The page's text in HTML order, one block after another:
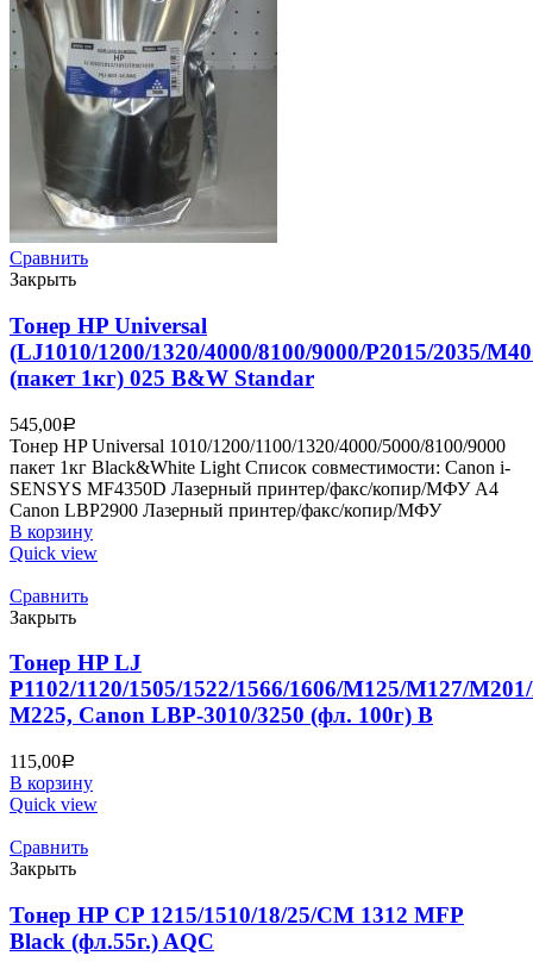
Сравнить
Закрыть
Тонер HP Universal
(LJ1010/1200/1320/4000/8100/9000/P2015/2035/
(пакет 1кг) 025 B&W Standar
545,00Р
Тонер HP Universal 1010/1200/1100/1320/4000/5000/8100/9000
пакет 1кг Black&White Light Список совместимости: Canon i-
SENSYS MF4350D Лазерный принтер/факс/копир/МФУ A4
Canon LBP2900 Лазерный принтер/факс/копир/МФУ
В корзину
Quick view
Сравнить
Закрыть
Тонер HP LJ
P1102/1120/1505/1522/1566/1606/M125/M127/
M225, Canon LBP-3010/3250 (фл. 100г) B
115,00Р
В корзину
Quick view
Сравнить
Закрыть
Тонер HP CP 1215/1510/18/25/CM 1312 MFP
Black (фл.55г.) AQC